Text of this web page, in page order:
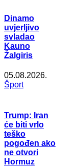
Dinamo
uvjerljivo
svladao
Kauno
Žalgiris
05.08.2026.
Šport
Trump: Iran
će biti vrlo
teško
pogođen ako
ne otvori
Hormuz